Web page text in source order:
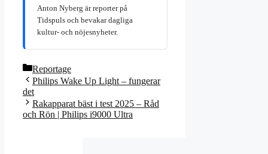
Anton Nyberg är reporter på
Tidspuls och bevakar dagliga
kultur- och nöjesnyheter.
Kategorier
Reportage
Philips Wake Up Light – fungerar
det
Rakapparat bäst i test 2025 – Råd
och Rön | Philips i9000 Ultra